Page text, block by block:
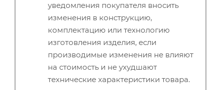
уведомления покупателя вносить
изменения в конструкцию,
комплектацию или технологию
изготовления изделия, если
производимые изменения не влияют
на стоимость и не ухудшают
технические характеристики товара.